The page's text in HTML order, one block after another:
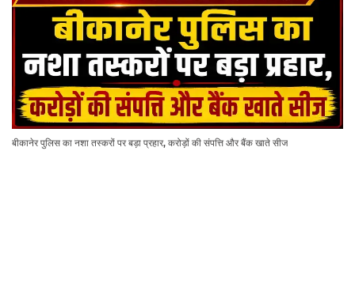
बीकानेर पुलिस का नशा तस्करों पर बड़ा प्रहार, करोड़ों की संपत्ति और बैंक खाते सीज